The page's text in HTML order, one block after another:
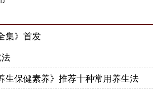
集》首发
生保健素养》推荐十种常用养生法